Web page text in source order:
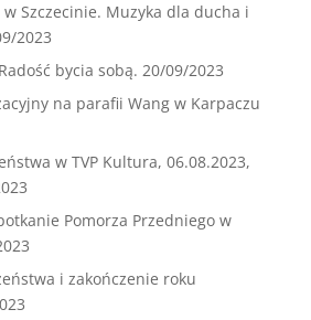
Szczecinie. Muzyka dla ducha i
2023
bycia sobą. 20/09/2023
na parafii Wang w Karpaczu
w TVP Kultura, 06.08.2023,
Pomorza Przedniego w
i zakończenie roku